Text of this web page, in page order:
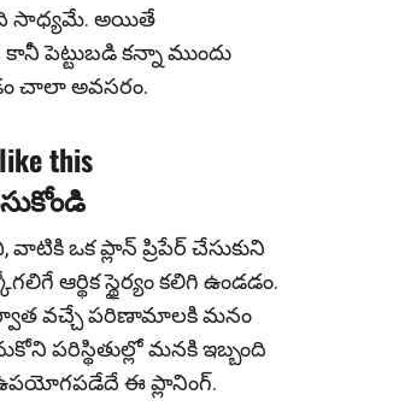
ఇది సాధ్య‌మే. అయితే
పెట్టుబ‌డి క‌న్నా ముందు
చాలా అవ‌స‌రం.
this
ఒక ప్లాన్ ప్రిపేర్ చేసుకుని
ఆర్థిక స్థైర్యం క‌లిగి ఉండ‌డం.
వచ్చే పరిణామాలకి మనం
పరిస్థితుల్లో మనకి ఇబ్బంది
ఈ ప్లానింగ్.